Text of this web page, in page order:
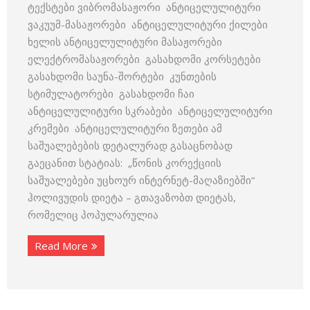
ტექსტები ვიბრომასაჟორი ანტიცელულიტური
ვაკუუმ-მასაჟორები ანტიცელულიტური ქილები
ხელის ანტიცელულიტური მასაჟორები
ელექტრომასაჟორები გასახდომი კორსეტები
გასახდომი საუნა-შორტები კუნთების
სტიმულატორები გასახდომი ჩაი
ანტიცელულიტური სკრაბები ანტიცელულიტური
კრემები ანტიცელულიტური ზეთები ამ
საშუალებების დეტალურად გასაცნობად
გაეცანით სტატიას: „წონის კორექციის
საშუალებები უცხოურ ინტერნეტ-მაღაზიებში“
ჰოლივუდის დიეტა – გთავაზობთ დიეტას,
რომელიც პოპულარულია
Read More